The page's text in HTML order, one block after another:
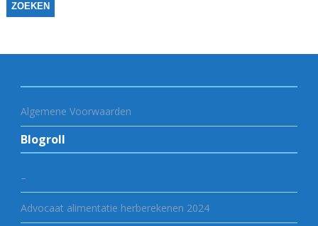
Algemene Voorwaarden
Blogroll
–
Advocaat alimentatie herberekenen 2024